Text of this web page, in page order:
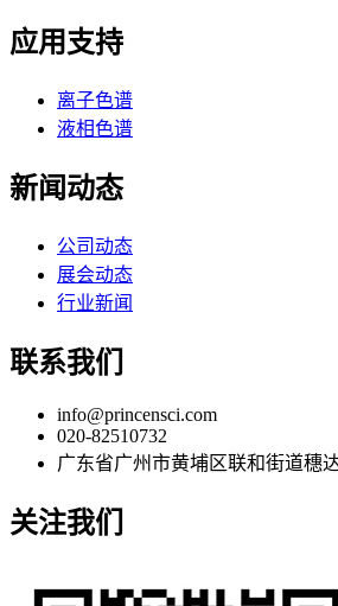
应用支持
离子色谱
液相色谱
新闻动态
公司动态
展会动态
行业新闻
联系我们
info@princensci.com
020-82510732
广东省广州市黄埔区联和街道穗
关注我们